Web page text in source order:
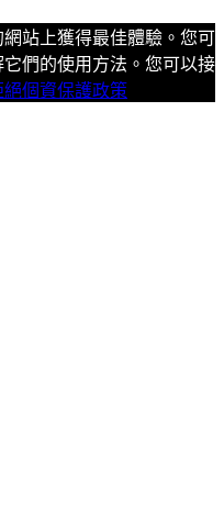
站上獲得最佳體驗。您可
們的使用方法。您可以接
絕個資保護政策